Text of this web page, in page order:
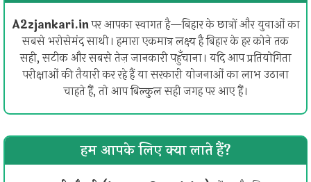
A2zjankari.inपर आपका स्वागत है—बिहार के छात्रों और युवाओं का
सबसे भरोसेमंद साथी। हमारा एकमात्र लक्ष्य है बिहार के हर कोने तक
सही, सटीक और सबसे तेज़ जानकारी पहुँचाना। यदि आप प्रतियोगिता
परीक्षाओं की तैयारी कर रहे हैं या सरकारी योजनाओं का लाभ उठाना
चाहते हैं, तो आप बिल्कुल सही जगह पर आए हैं।
हम आपके लिए क्या लाते हैं?